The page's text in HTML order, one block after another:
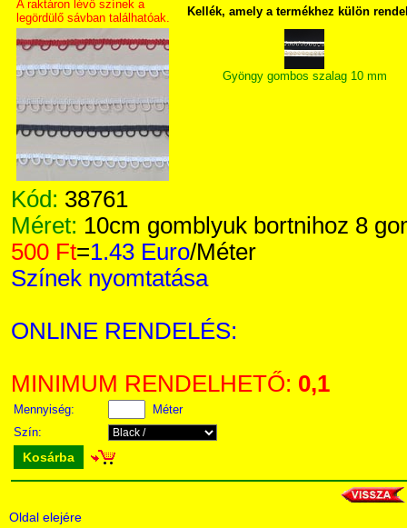
A raktáron lévő színek a
legördülő sávban találhatóak.
Kellék, amely a termékhez külön
Gyöngy gombos szalag 10 mm
Kód: 38761
Méret: 10cm gomblyuk bortnihoz 8
500 Ft=1.43 Euro/Méter
Színek nyomtatása
ONLINE RENDELÉS:
MINIMUM RENDELHETŐ: 0,1
Mennyiség:
Méter
Szín:
Kosárba
Oldal elejére